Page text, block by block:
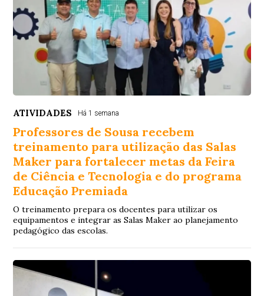
ATIVIDADES Há 1 semana
Professores de Sousa recebem
treinamento para utilização das Salas
Maker para fortalecer metas da Feira
de Ciência e Tecnologia e do programa
Educação Premiada
O treinamento prepara os docentes para utilizar os
equipamentos e integrar as Salas Maker ao planejamento
pedagógico das escolas.